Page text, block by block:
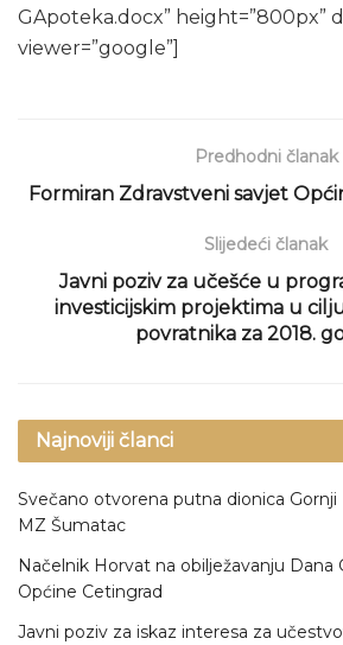
GApoteka.docx” height=”800px”
viewer=”google”]
Predhodni članak
Formiran Zdravstveni savjet
Slijedeći članak
Javni poziv za učešće u
investicijskim projektima u
povratnika za 2018.
Najnoviji članci
Svečano otvorena putna dionica Gornji
MZ Šumatac
Načelnik Horvat na obilježavanju Dana
Općine Cetingrad
Javni poziv za iskaz interesa za